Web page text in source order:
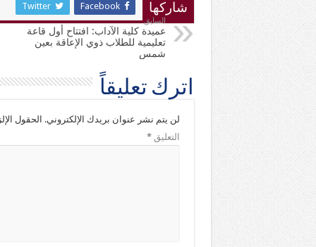
شاركها Facebook
Twitter
السابق
عميدة كلية الآداب: افتتاح أول قاعة
تعليمية للطلاب ذوي الإعاقة بعين
شمس
اترك تعليقاً
لن يتم نشر عنوان بريدك الإلكتروني. الحقول
التعليق*